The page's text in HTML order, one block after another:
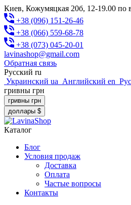
Киев, Кожумяцкая 20б, 12-19.00 по
+38 (096) 151-26-46
+38 (066) 559-68-78
+38 (073) 045-20-01
lavinashop@gmail.com
Обратная связь
Русский ru
Украинский ua Английский en
гривны грн
гривны грн
доллары $
Каталог
Блог
Условия продаж
Доставка
Оплата
Частые вопросы
Контакты